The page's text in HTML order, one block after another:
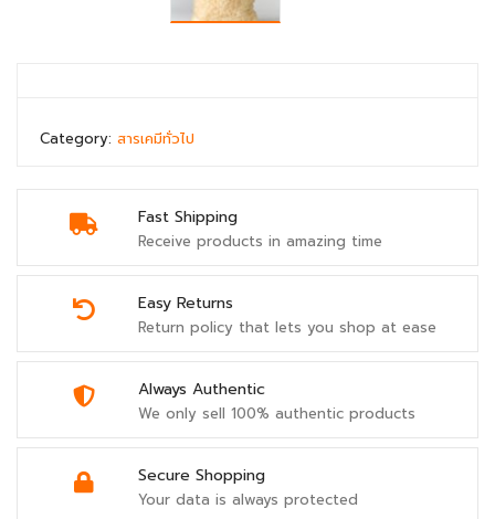
Fast Shipping
Receive products in amazing time
Easy Returns
Return policy that lets you shop at ease
Always Authentic
We only sell 100% authentic products
Secure Shopping
Your data is always protected
Category: สารเคมีทั่วไป